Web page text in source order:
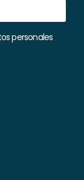
personales